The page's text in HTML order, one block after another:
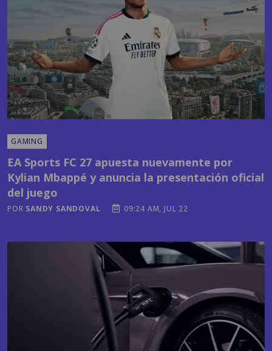
GAMING
Kylian Mbappé y anuncia la presentación oficial
del juego
PORSANDY SANDOVAL 09:24 AM, JUL 22